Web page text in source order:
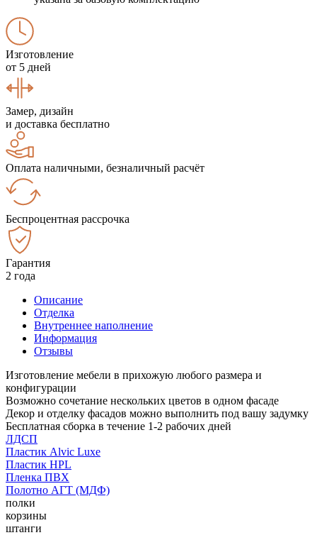
Изготовление
от 5 дней
Замер, дизайн
и доставка бесплатно
Оплата наличными, безналичный расчёт
Беспроцентная рассрочка
Гарантия
2 года
Описание
Отделка
Внутреннее наполнение
Информация
Отзывы
Изготовление мебели в прихожую любого размера и
конфигурации
Возможно сочетание нескольких цветов в одном фасаде
Декор и отделку фасадов можно выполнить под вашу задумку
Бесплатная сборка в течение 1-2 рабочих дней
ЛДСП
Пластик Alvic Luxe
Пластик HPL
Пленка ПВХ
Полотно АГТ (МДФ)
полки
корзины
штанги